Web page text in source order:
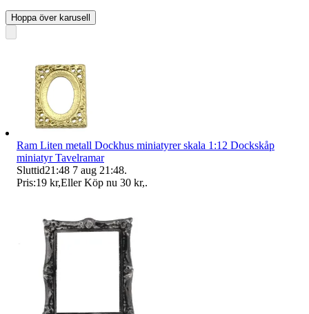
Hoppa över karusell
Ram Liten metall Dockhus miniatyrer skala 1:12 Dockskåp
miniatyr Tavelramar
Sluttid21:48 7 aug 21:48.
Pris:19 kr,Eller Köp nu 30 kr,.